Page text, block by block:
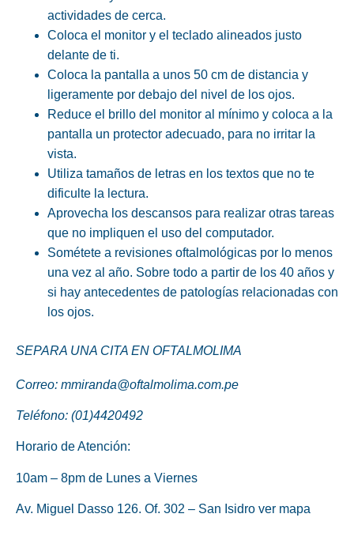
actividades de cerca.
Coloca el monitor y el teclado alineados justo
delante de ti.
Coloca la pantalla a unos 50 cm de distancia y
ligeramente por debajo del nivel de los ojos.
Reduce el brillo del monitor al mínimo y coloca a la
pantalla un protector adecuado, para no irritar la
vista.
Utiliza tamaños de letras en los textos que no te
dificulte la lectura.
Aprovecha los descansos para realizar otras tareas
que no impliquen el uso del computador.
Sométete a revisiones oftalmológicas por lo menos
una vez al año. Sobre todo a partir de los 40 años y
si hay antecedentes de patologías relacionadas con
los ojos.
SEPARA UNA CITA EN OFTALMOLIMA
Correo: mmiranda@oftalmolima.com.pe
Teléfono: (01)4420492
Horario de Atención:
10am – 8pm de Lunes a Viernes
Av. Miguel Dasso 126. Of. 302 – San Isidro ver mapa